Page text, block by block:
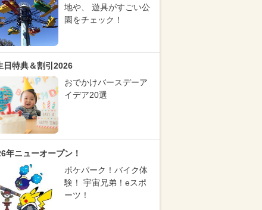
地や、 遊具がすごい公
園をチェック！
日特典＆割引2026
おでかけバースデーア
イデア20選
年ニューオープン！
ポケパーク！バイク体
験！ 宇宙兄弟！eスポ
ーツ！